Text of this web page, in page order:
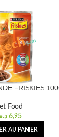
FRISKIES
Food
6,95
AU PANIER